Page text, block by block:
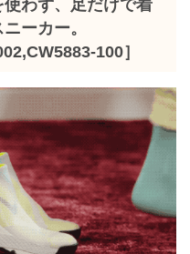
わず、足だけで着
ーカー。
100］